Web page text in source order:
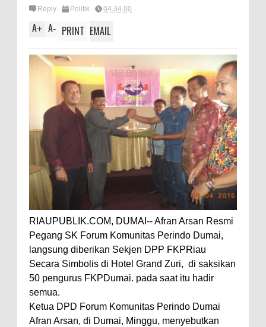
Reply Politik 04.34.00
A+ A- PRINT EMAIL
RIAUPUBLIK.COM, DUMAI-- Afran Arsan Resmi
Pegang SK Forum Komunitas Perindo Dumai,
langsung diberikan Sekjen DPP FKPRiau
Secara Simbolis di Hotel Grand Zuri, di saksikan
50 pengurus FKPDumai. pada saat itu hadir
semua.
Ketua DPD Forum Komunitas Perindo Dumai
Afran Arsan, di Dumai, Minggu, menyebutkan